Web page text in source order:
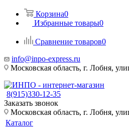
Корзина0
Избранные товары0
Сравнение товаров0
info@inpo-express.ru
Московская область, г. Лобня,
8(915)330-12-35
Заказать звонок
Московская область, г. Лобня,
Каталог